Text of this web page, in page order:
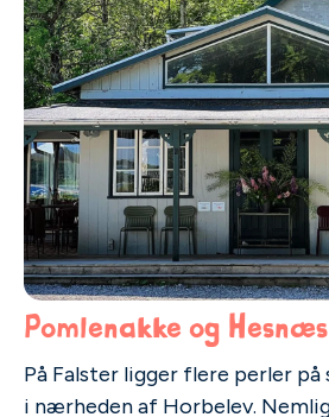
Pomlenakke og
På Falster ligger flere perler
i nærheden af Horbelev.